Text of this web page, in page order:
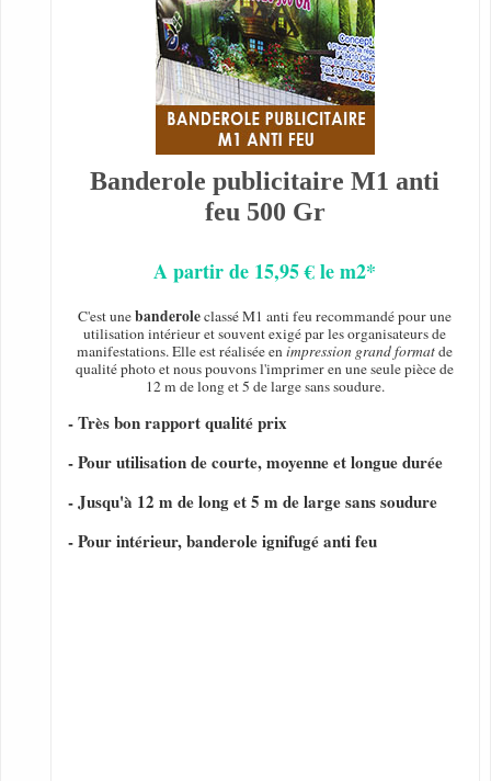
Banderole publicitaire M1 anti
feu 500 Gr
A partir de 15,95 € le m2*
C'est unebanderoleclassé M1 anti feu recommandé pour une
utilisation intérieur et souvent exigé par les organisateurs de
manifestations. Elle est réalisée enimpression grand formatde
qualité photo et nous pouvons l'imprimer en une seule pièce de
12 m de long et 5 de large sans soudure.
- Très bon rapport qualité prix
- Pour utilisation de courte, moyenne et longue durée
- Jusqu'à 12 m de long et 5 m de large sans soudure
- Pour intérieur, banderole ignifugé anti feu